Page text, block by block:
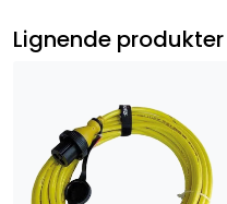
Lignende produkter